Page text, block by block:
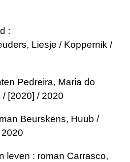
:
Liesje / Koppernik /
Pedreira, Maria do
[2020] / 2020
Beurskens, Huub /
leven : roman Carrasco,